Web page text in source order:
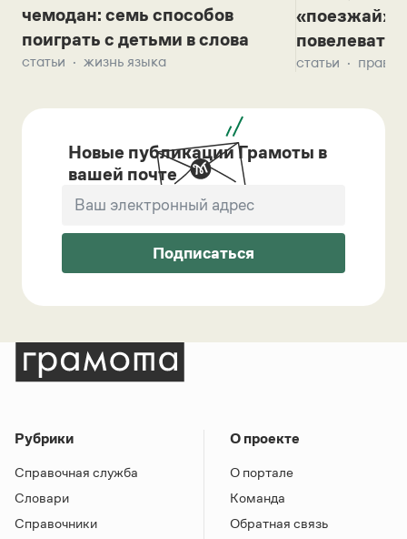
чемодан: семь способов
поиграть с детьми в слова
статьи жизнь языка
«поезжай»?
повелевать
статьи
Новые публикации Грамоты в
вашей почте
Подписаться
Рубрики
Справочная служба
Словари
Справочники
О проекте
О портале
Команда
Обратная связь